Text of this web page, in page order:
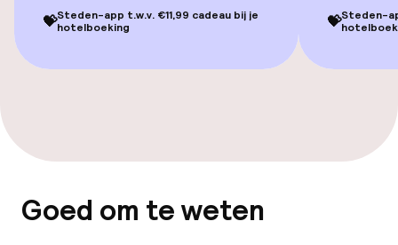
💝Steden-app t.w.v. €11,99 cadeau bij je
hotelboeking
💝Steden-
Goed om te weten